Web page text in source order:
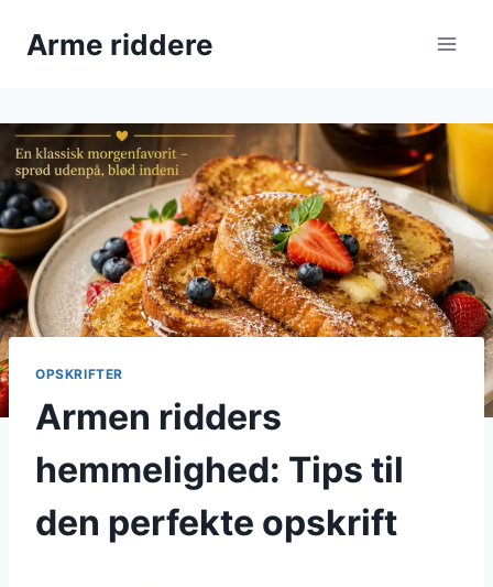
Arme riddere
OPSKRIFTER
Armen ridders
hemmelighed: Tips til
den perfekte opskrift